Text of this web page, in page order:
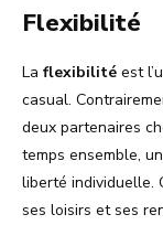
Flexibilité
La flexibilité est
casual.
deux partenaires
temps ensemble,
liberté individuelle.
ses loisirs et ses